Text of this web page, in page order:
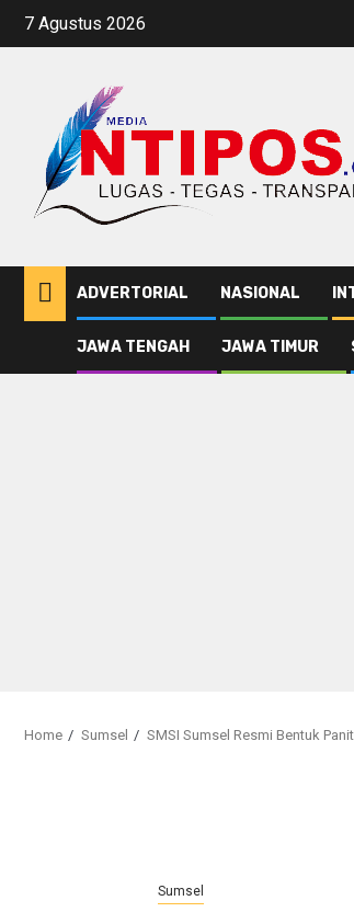
Skip
7 Agustus 2026
ADVERTORIAL NASIONAL
JAWA TENGAH JAWA TIMUR
Home Sumsel SMSI Sumsel Resmi Bentuk
Sumsel